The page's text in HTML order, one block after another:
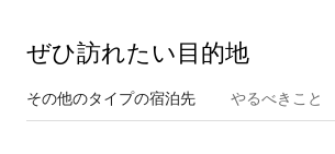
ぜひ訪⁠れ⁠た⁠い目⁠的⁠地
その他のタ⁠イ⁠プ⁠の宿⁠泊⁠先 やるべきこと